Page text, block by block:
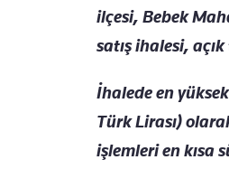
ilçesi, Bebek
satış ihalesi,
İhalede en
Türk Lirası)
işlemleri en kısa